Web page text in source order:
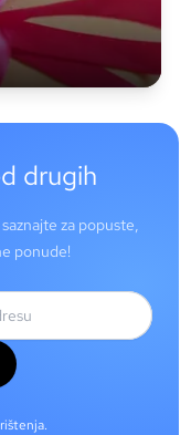
drugih
za popuste,
ponude!